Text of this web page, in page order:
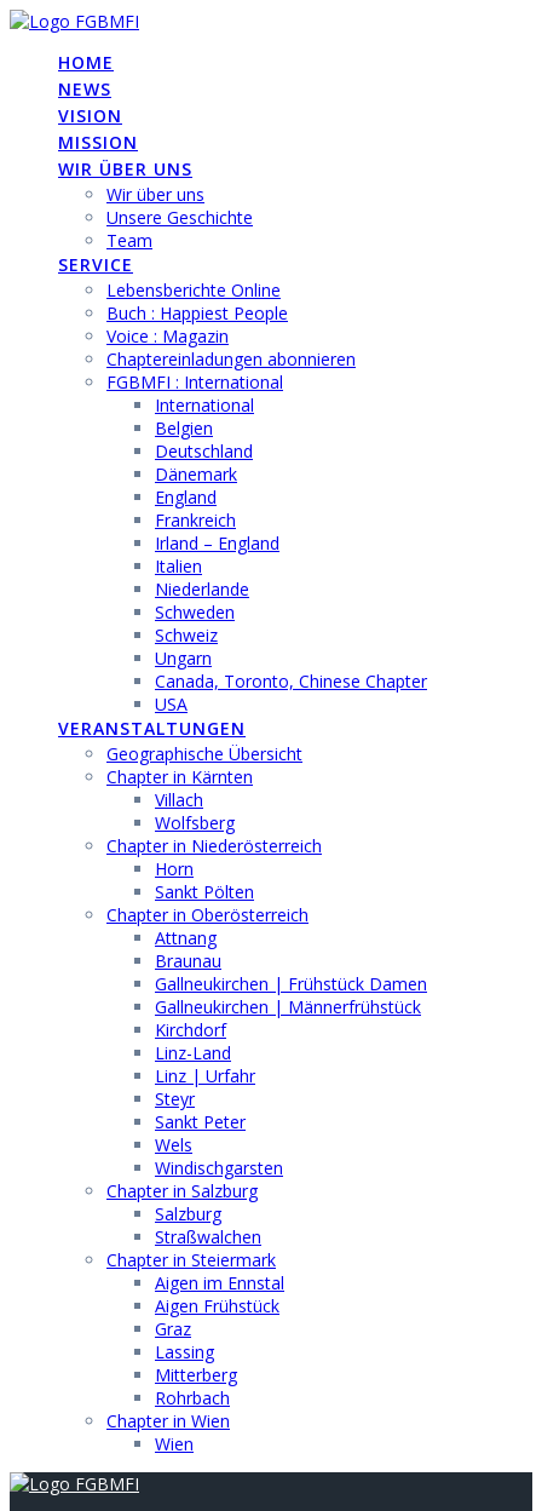
Skip
contentHOME
NEWS
VISION
MISSION
WIR ÜBER UNS
Wir über uns
Unsere Geschichte
Team
SERVICE
Lebensberichte Online
Buch : Happiest People
Voice : Magazin
Chaptereinladungen abonnieren
FGBMFI : International
International
Belgien
Deutschland
Dänemark
England
Frankreich
Irland – England
Italien
Niederlande
Schweden
Schweiz
Ungarn
Canada, Toronto, Chinese Chapter
USA
VERANSTALTUNGEN
Geographische Übersicht
Chapter in Kärnten
Villach
Wolfsberg
Chapter in Niederösterreich
Horn
Sankt Pölten
Chapter in Oberösterreich
Attnang
Braunau
Gallneukirchen | Frühstück Damen
Gallneukirchen | Männerfrühstück
Kirchdorf
Linz-Land
Linz | Urfahr
Steyr
Sankt Peter
Wels
Windischgarsten
Chapter in Salzburg
Salzburg
Straßwalchen
Chapter in Steiermark
Aigen im Ennstal
Aigen Frühstück
Graz
Lassing
Mitterberg
Rohrbach
Chapter in Wien
Wien